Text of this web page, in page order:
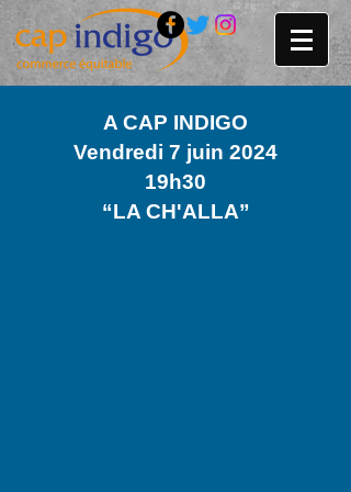
A CAP INDIGO
Vendredi 7 juin 2024
19h30
“LA CH'ALLA”